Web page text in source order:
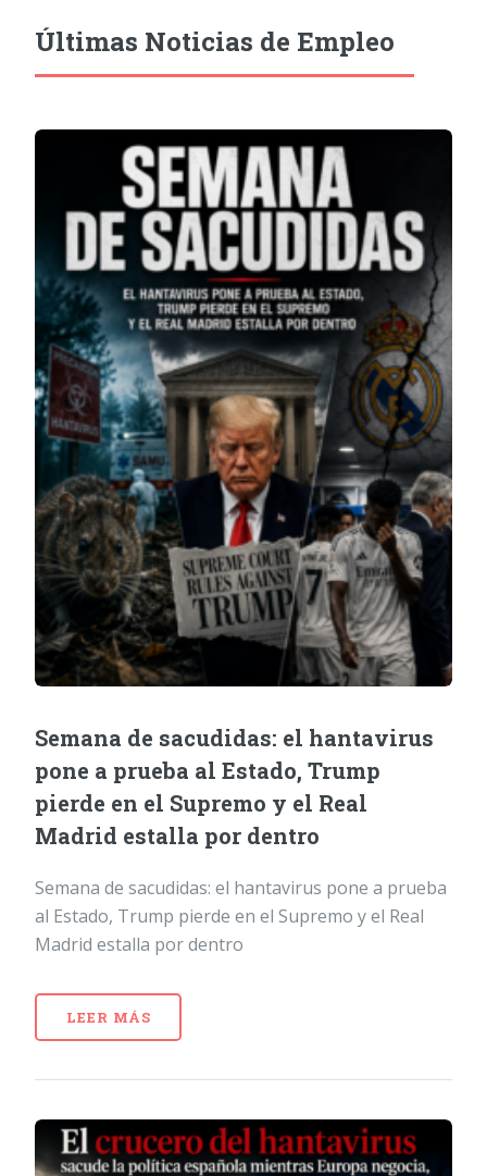
Últimas Noticias de Empleo
Semana de sacudidas: el hantavirus
pone a prueba al Estado, Trump
pierde en el Supremo y el Real
Madrid estalla por dentro
Semana de sacudidas: el hantavirus pone a prueba
al Estado, Trump pierde en el Supremo y el Real
Madrid estalla por dentro
LEER MÁS